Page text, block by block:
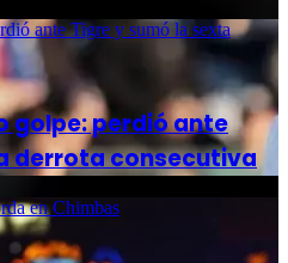
ante Tigre y sumó la sexta
golpe: perdió ante
derrota consecutiva
en Chimbas